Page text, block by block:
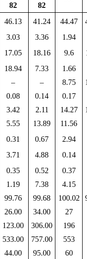
82
82
46.13 41.24 44.47
3.03 3.36
1.94
17.05 18.16 9.6
18.94 7.33
1.66
– – 8.75
0.08 0.14
0.17
3.42 2.11 14.27
5.55 13.89
11.56
0.31 0.67
2.94
3.71 4.88
0.14
0.35 0.52
0.37
1.19 7.38
4.15
99.76 99.68 100.02
26.00 34.00
27
123.00 306.00
196
533.00 757.00
553
44.00 95.00
60